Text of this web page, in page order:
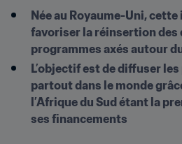
Née au Royaume-Uni,
favoriser la réinsertion des
programmes axés autour
L’objectif est de diffuser
partout dans le monde
l’Afrique du Sud étant la
ses financements